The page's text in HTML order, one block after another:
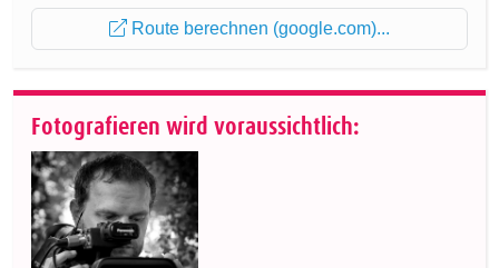
Route berechnen (google.com)...
Fotografieren wird voraussichtlich: